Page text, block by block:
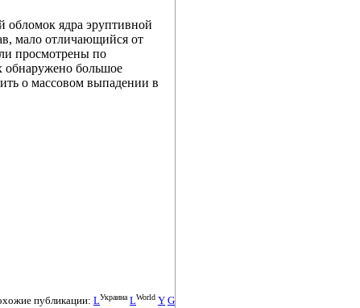
обломок ядра эруптивной
мало отличающийся от
просмотрены по
обнаружено большое
о массовом выпадении в
публикации: LУкраина LWorld Y G